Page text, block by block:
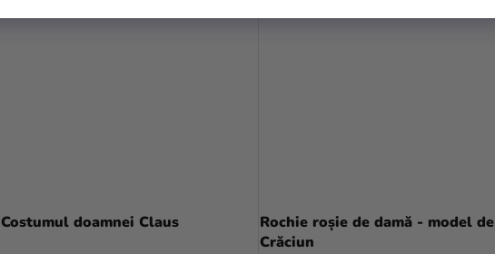
Costumul doamnei Claus
Rochie roșie de damă - model de
Crăciun